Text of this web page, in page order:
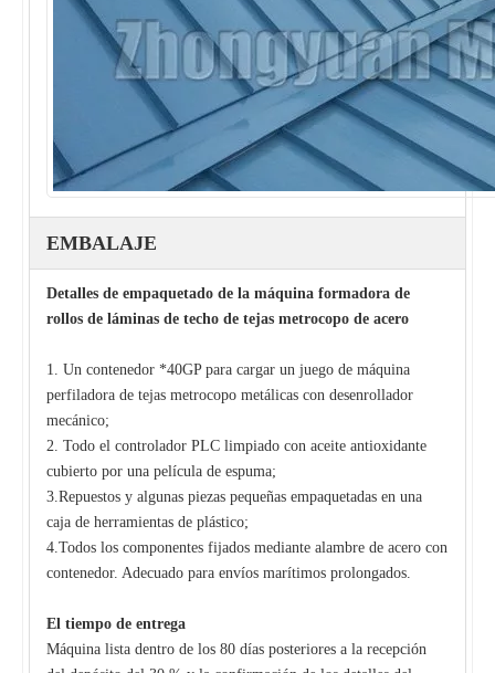
EMBALAJE
Detalles de empaquetado de la máquina formadora de
rollos de láminas de techo de tejas metrocopo de acero
1. Un contenedor *40GP para cargar un juego de máquina
perfiladora de tejas metrocopo metálicas con desenrollador
mecánico;
2. Todo el controlador PLC limpiado con aceite antioxidante
cubierto por una película de espuma;
3.Repuestos y algunas piezas pequeñas empaquetadas en una
caja de herramientas de plástico;
4.Todos los componentes fijados mediante alambre de acero con
contenedor. Adecuado para envíos marítimos prolongados.
El tiempo de entrega
Máquina lista dentro de los 80 días posteriores a la recepción